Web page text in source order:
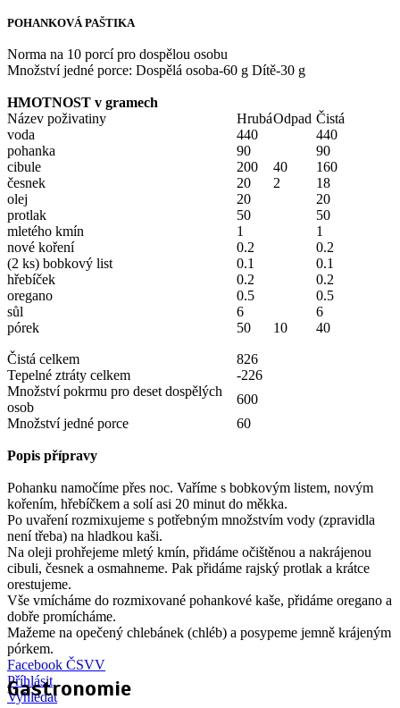
POHANKOVÁ PAŠTIKA
Norma na 10 porcí pro dospělou osobu
Množství jedné porce: Dospělá osoba-60 g Dítě-30 g
HMOTNOST v gramech
Název poživatiny
HrubáOdpad Čistá
voda
440
440
pohanka
90
90
cibule
200 40
160
česnek
20 2
18
olej
20
20
protlak
50
50
mletého kmín
1
1
nové koření
0.2
0.2
(2 ks) bobkový list
0.1
0.1
hřebíček
0.2
0.2
oregano
0.5
0.5
sůl
6
6
pórek
50 10 40
Čistá celkem
826
Tepelné ztráty celkem
-226
Množství pokrmu pro deset dospělých
osob
600
Množství jedné porce
60
Popis přípravy
Pohanku namočíme přes noc. Vaříme s bobkovým listem, novým
kořením, hřebíčkem a solí asi 20 minut do měkka.
Po uvaření rozmixujeme s potřebným množstvím vody (zpravidla
není třeba) na hladkou kaši.
Na oleji prohřejeme mletý kmín, přidáme očištěnou a nakrájenou
cibuli, česnek a osmahneme. Pak přidáme rajský protlak a krátce
orestujeme.
Vše vmícháme do rozmixované pohankové kaše, přidáme oregano a
dobře promícháme.
Mažeme na opečený chlebánek (chléb) a posypeme jemně krájeným
pórkem.
Gastronomie
Facebook ČSVV
Příhlásit
Vyhledat